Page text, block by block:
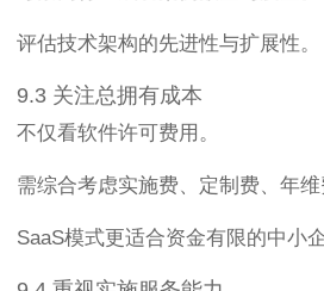
评估技术架构的先进性与扩展性。
9.3 关注总拥有成本
不仅看软件许可费用。
需综合考虑实施费、定制费、年维
SaaS模式更适合资金有限的中小企